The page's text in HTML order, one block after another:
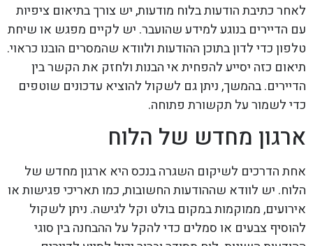
לאחר כתיבת הודעות בלוח מודעות, יש צורך בתיאום ציפיות
עם הדיירים בנוגע למידע שהועבר. יש לקיים מפגש או שיחת
טלפון כדי לדון בתוכן ההודעות ולוודא שהמסרים הובנו כראוי.
תיאום כזה יסייע להפחית אי הבנות ולחזק את הקשר בין
הדיירים. בהמשך, ניתן גם לשקול להוציא עדכונים שוטפים
כדי לשמור על תקשורת פתוחה.
ארגון מחדש של הלוח
אחת הדרכים לשיקום השגרה בנכס היא ארגון מחדש של
הלוח. יש לוודא שההודעות החשובות, כמו תאריכי פגישות או
אירועים, ממוקמות במקום בולט וקל לגישה. ניתן לשקול
להוסיף צבעים או סמלים כדי להקל על ההבחנה בין סוגי